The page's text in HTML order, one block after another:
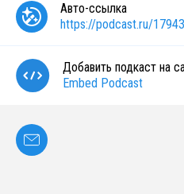
Авто-ссылка
https://podcast.ru/
Добавить подкаст на
Embed Podcast